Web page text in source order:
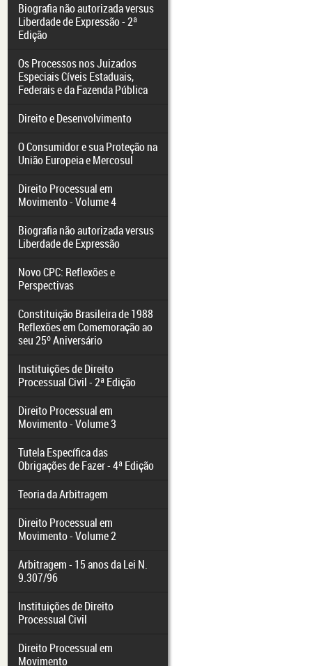
Biografia não autorizada versus
Liberdade de Expressão - 2ª
Edição
Os Processos nos Juizados
Especiais Cíveis Estaduais,
Federais e da Fazenda Pública
Direito e Desenvolvimento
O Consumidor e sua Proteção na
União Europeia e Mercosul
Direito Processual em
Movimento - Volume 4
Biografia não autorizada versus
Liberdade de Expressão
Novo CPC: Reflexões e
Perspectivas
Constituição Brasileira de 1988
Reflexões em Comemoração ao
seu 25º Aniversário
Instituições de Direito
Processual Civil - 2ª Edição
Direito Processual em
Movimento - Volume 3
Tutela Específica das
Obrigações de Fazer - 4ª Edição
Teoria da Arbitragem
Direito Processual em
Movimento - Volume 2
Arbitragem - 15 anos da Lei N.
9.307/96
Instituições de Direito
Processual Civil
Direito Processual em
Movimento